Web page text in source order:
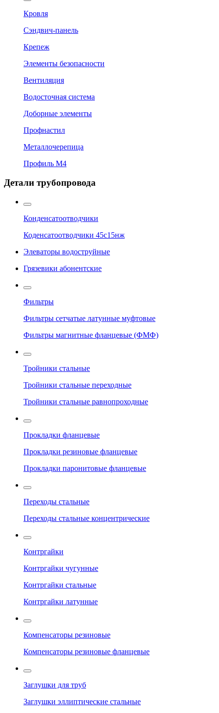
Кровля
Сэндвич-панель
Крепеж
Элементы безопасности
Вентиляция
Водосточная система
Доборные элементы
Профнастил
Металлочерепица
Профиль М4
Детали трубопровода
Конденсатоотводчики
Коденсатоотводчики 45с15нж
Элеваторы водоструйные
Грязевики абонентские
Фильтры
Фильтры сетчатые латунные муфтовые
Фильтры магнитные фланцевые (ФМФ)
Тройники стальные
Тройники стальные переходные
Тройники стальные равнопроходные
Прокладки фланцевые
Прокладки резиновые фланцевые
Прокладки паронитовые фланцевые
Переходы стальные
Переходы стальные концентрические
Контргайки
Контргайки чугунные
Контргайки стальные
Контргайки латунные
Компенсаторы резиновые
Компенсаторы резиновые фланцевые
Заглушки для труб
Заглушки эллиптические стальные